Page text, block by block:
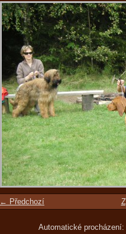
← Předchozí
Automatické procházení: